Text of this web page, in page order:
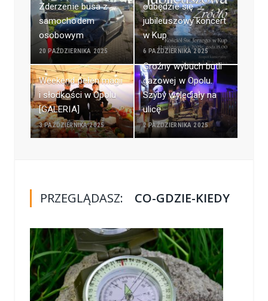
Zderzenie busa z
samochodem
osobowym
20 PAŹDZIERNIKA 2025
odbędzie się
jubileuszowy koncert
w Kup
6 PAŹDZIERNIKA 2025
Weekend pełen magii
i słodkości w Opolu
[GALERIA]
3 PAŹDZIERNIKA 2025
Groźny wybuch butli
gazowej w Opolu.
Szyby wyleciały na
ulicę
2 PAŹDZIERNIKA 2025
PRZEGLĄDASZ: CO-GDZIE-KIEDY